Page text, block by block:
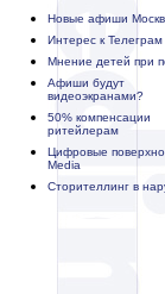
Новые афиши
Интерес к Телеграм
Мнение детей при
Афиши будут
видеоэкранами?
50% компенсации
ритейлерам
Цифровые
Media
Сторителлинг в